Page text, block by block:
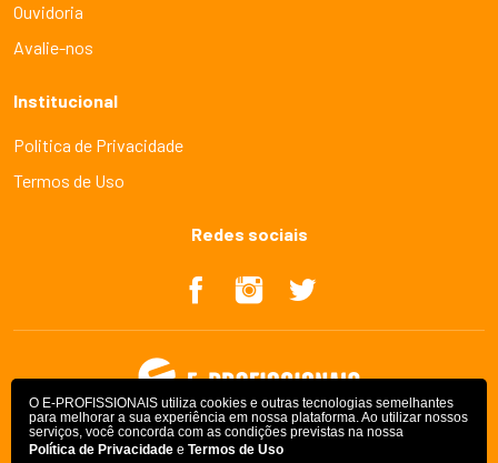
O E-PROFISSIONAIS utiliza cookies e outras tecnologias semelhantes
para melhorar a sua experiência em nossa plataforma. Ao utilizar nossos
serviços, você concorda com as condições previstas na nossa
Política de Privacidade e Termos de Uso
Ouvidoria
Avalie-nos
Institucional
Politica de Privacidade
Termos de Uso
Redes sociais